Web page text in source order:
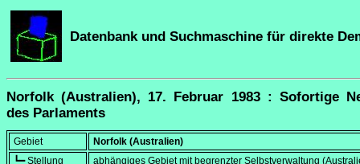
Datenbank und Suchmaschine für direkte
Norfolk (Australien), 17. Februar 1983 : Sofortige
des Parlaments
Gebiet
Norfolk (Australien)
┗━ Stellung
abhängiges Gebiet mit begrenzter Selbstverwaltung